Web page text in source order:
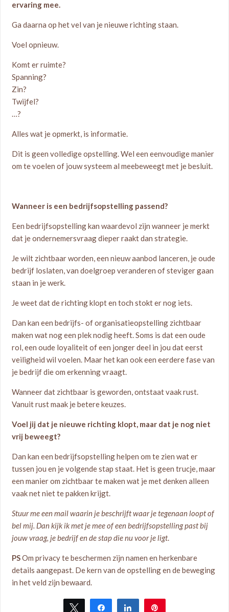
ervaring mee.
Ga daarna op het vel van je nieuwe richting staan.
Voel opnieuw.
Komt er ruimte?
Spanning?
Zin?
Twijfel?
…?
Alles wat je opmerkt, is informatie.
Dit is geen volledige opstelling. Wel een eenvoudige manier
om te voelen of jouw systeem al meebeweegt met je besluit.
Wanneer is een bedrijfsopstelling passend?
Een bedrijfsopstelling kan waardevol zijn wanneer je merkt
dat je ondernemersvraag dieper raakt dan strategie.
Je wilt zichtbaar worden, een nieuw aanbod lanceren, je oude
bedrijf loslaten, van doelgroep veranderen of steviger gaan
staan in je werk.
Je weet dat de richting klopt en toch stokt er nog iets.
Dan kan een bedrijfs- of organisatieopstelling zichtbaar
maken wat nog een plek nodig heeft. Soms is dat een oude
rol, een oude loyaliteit of een jonger deel in jou dat eerst
veiligheid wil voelen. Maar het kan ook een eerdere fase van
je bedrijf die om erkenning vraagt.
Wanneer dat zichtbaar is geworden, ontstaat vaak rust.
Vanuit rust maak je betere keuzes.
Voel jij dat je nieuwe richting klopt, maar dat je nog niet
vrij beweegt?
Dan kan een bedrijfsopstelling helpen om te zien wat er
tussen jou en je volgende stap staat. Het is geen trucje, maar
een manier om zichtbaar te maken wat je met denken alleen
vaak net niet te pakken krijgt.
Stuur me een mail waarin je beschrijft waar je tegenaan loopt of
bel mij. Dan kijk ik met je mee of een bedrijfsopstelling past bij
jouw vraag, je bedrijf en de stap die nu voor je ligt.
PSOm privacy te beschermen zijn namen en herkenbare
details aangepast. De kern van de opstelling en de beweging
in het veld zijn bewaard.
Tweet Share Share